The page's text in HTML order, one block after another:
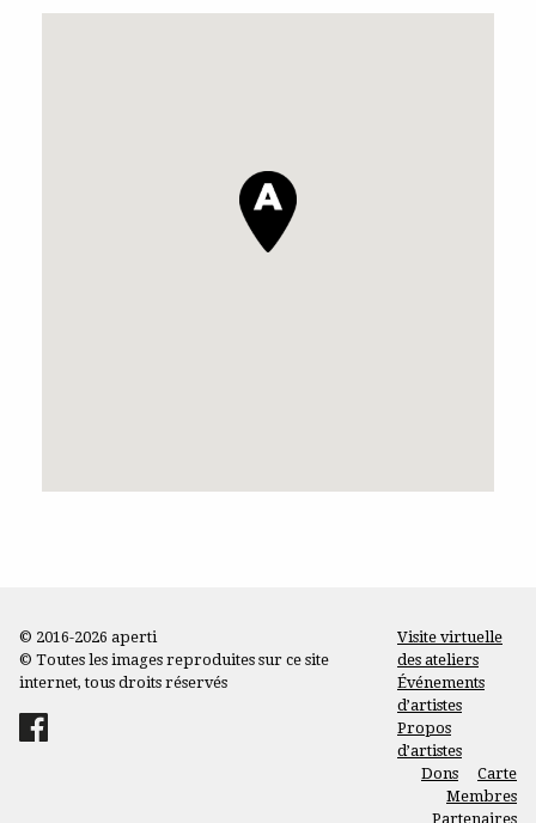
© 2016-2026 aperti
© Toutes les images reproduites sur ce site
internet, tous droits réservés
Visite virtuelle
des ateliers
Événements
d’artistes
Propos
d’artistes
Dons
Carte
Membres
Partenaires